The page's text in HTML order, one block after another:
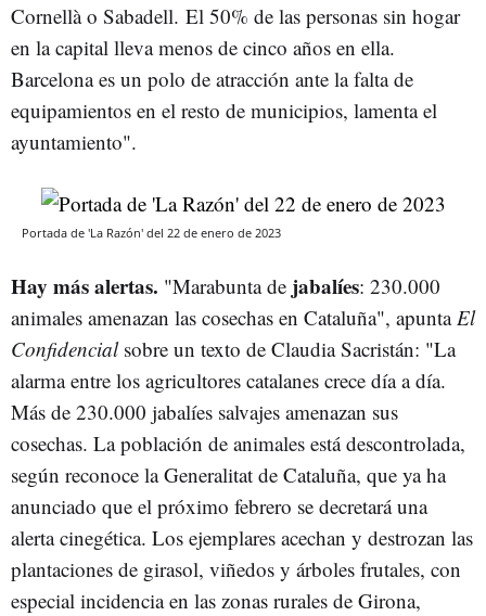
Cornellà o Sabadell. El 50% de las personas sin hogar
en la capital lleva menos de cinco años en ella.
Barcelona es un polo de atracción ante la falta de
equipamientos en el resto de municipios, lamenta el
ayuntamiento".
Portada de 'La Razón' del 22 de enero de 2023
Hay más alertas. "Marabunta de jabalíes: 230.000
animales amenazan las cosechas en Cataluña", apunta El
Confidencialsobre un texto de Claudia Sacristán: "La
alarma entre los agricultores catalanes crece día a día.
Más de 230.000 jabalíes salvajes amenazan sus
cosechas. La población de animales está descontrolada,
según reconoce la Generalitat de Cataluña, que ya ha
anunciado que el próximo febrero se decretará una
alerta cinegética. Los ejemplares acechan y destrozan las
plantaciones de girasol, viñedos y árboles frutales, con
especial incidencia en las zonas rurales de Girona,